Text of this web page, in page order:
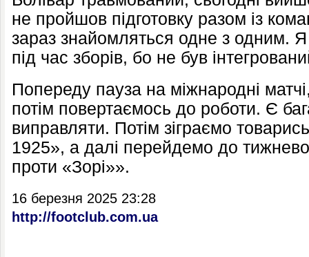
не пройшов підготовку разом із
зараз знайомляться одне з одним.
під час зборів, бо не був
Попереду пауза на міжнародні
потім повертаємось до роботи. Є
виправляти. Потім зіграємо
1925», а далі перейдемо до
проти «Зорі»».
16 березня 2025 23:28
http://footclub.com.ua